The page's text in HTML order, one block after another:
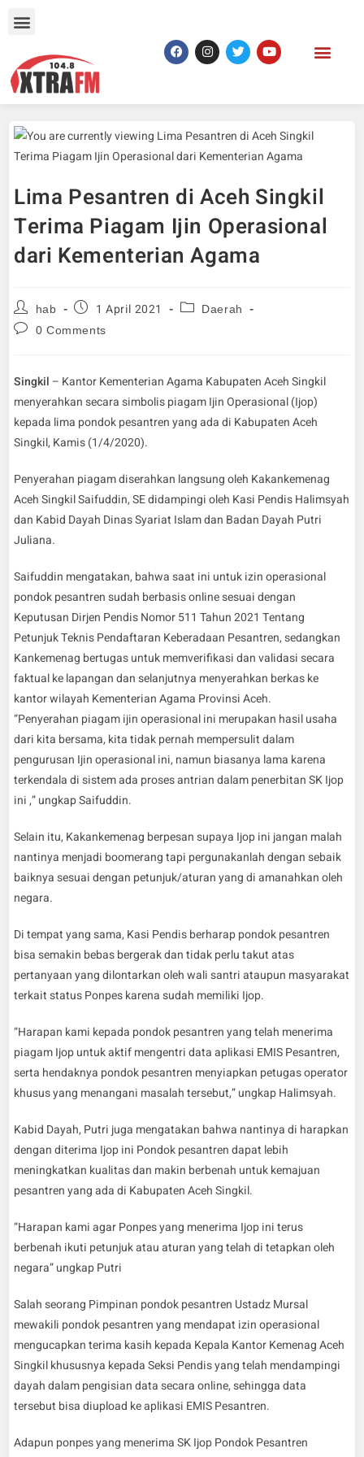
Lima Pesantren di Aceh Singkil
Terima Piagam Ijin Operasional
dari Kementerian Agama
hab 1 April 2021
Daerah
0 Comments
Singkil – Kantor Kementerian Agama Kabupaten Aceh Singkil
menyerahkan secara simbolis piagam Ijin Operasional (Ijop)
kepada lima pondok pesantren yang ada di Kabupaten Aceh
Singkil, Kamis (1/4/2020).
Penyerahan piagam diserahkan langsung oleh Kakankemenag
Aceh Singkil Saifuddin, SE didampingi oleh Kasi Pendis Halimsyah
dan Kabid Dayah Dinas Syariat Islam dan Badan Dayah Putri
Juliana.
Saifuddin mengatakan, bahwa saat ini untuk izin operasional
pondok pesantren sudah berbasis online sesuai dengan
Keputusan Dirjen Pendis Nomor 511 Tahun 2021 Tentang
Petunjuk Teknis Pendaftaran Keberadaan Pesantren, sedangkan
Kankemenag bertugas untuk memverifikasi dan validasi secara
faktual ke lapangan dan selanjutnya menyerahkan berkas ke
kantor wilayah Kementerian Agama Provinsi Aceh.
“Penyerahan piagam ijin operasional ini merupakan hasil usaha
dari kita bersama, kita tidak pernah mempersulit dalam
pengurusan Ijin operasional ini, namun biasanya lama karena
terkendala di sistem ada proses antrian dalam penerbitan SK Ijop
ini ,” ungkap Saifuddin.
Selain itu, Kakankemenag berpesan supaya Ijop ini jangan malah
nantinya menjadi boomerang tapi pergunakanlah dengan sebaik
baiknya sesuai dengan petunjuk/aturan yang di amanahkan oleh
negara.
Di tempat yang sama, Kasi Pendis berharap pondok pesantren
bisa semakin bebas bergerak dan tidak perlu takut atas
pertanyaan yang dilontarkan oleh wali santri ataupun masyarakat
terkait status Ponpes karena sudah memiliki Ijop.
“Harapan kami kepada pondok pesantren yang telah menerima
piagam Ijop untuk aktif mengentri data aplikasi EMIS Pesantren,
serta hendaknya pondok pesantren menyiapkan petugas operator
khusus yang menangani masalah tersebut,” ungkap Halimsyah.
Kabid Dayah, Putri juga mengatakan bahwa nantinya di harapkan
dengan diterima Ijop ini Pondok pesantren dapat lebih
meningkatkan kualitas dan makin berbenah untuk kemajuan
pesantren yang ada di Kabupaten Aceh Singkil.
“Harapan kami agar Ponpes yang menerima Ijop ini terus
berbenah ikuti petunjuk atau aturan yang telah di tetapkan oleh
negara” ungkap Putri
Salah seorang Pimpinan pondok pesantren Ustadz Mursal
mewakili pondok pesantren yang mendapat izin operasional
mengucapkan terima kasih kepada Kepala Kantor Kemenag Aceh
Singkil khususnya kepada Seksi Pendis yang telah mendampingi
dayah dalam pengisian data secara online, sehingga data
tersebut bisa diupload ke aplikasi EMIS Pesantren.
Adapun ponpes yang menerima SK Ijop Pondok Pesantren